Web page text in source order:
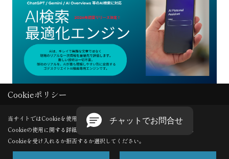
Copyright (c) GODDESS CREATE. All Rights Reserved.
Produced byゴデスクリエイト
Cookieポリシー
当サイトではCookieを使用します。
Cookieの使用に関する詳細は 「プライバシーポリシー
」をご覧ください。
Cookieを受け入れるか拒否するか選択してください。